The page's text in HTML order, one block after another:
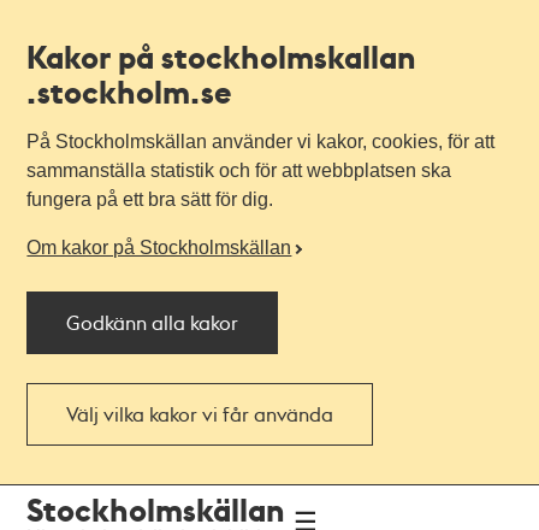
Kakor på stockholmskallan
.stockholm.se
På Stockholmskällan använder vi kakor, cookies, för att
sammanställa statistik och för att webbplatsen ska
fungera på ett bra sätt för dig.
Om kakor på Stockholmskällan
Godkänn alla kakor
Välj vilka kakor vi får använda
Stockholmskällan